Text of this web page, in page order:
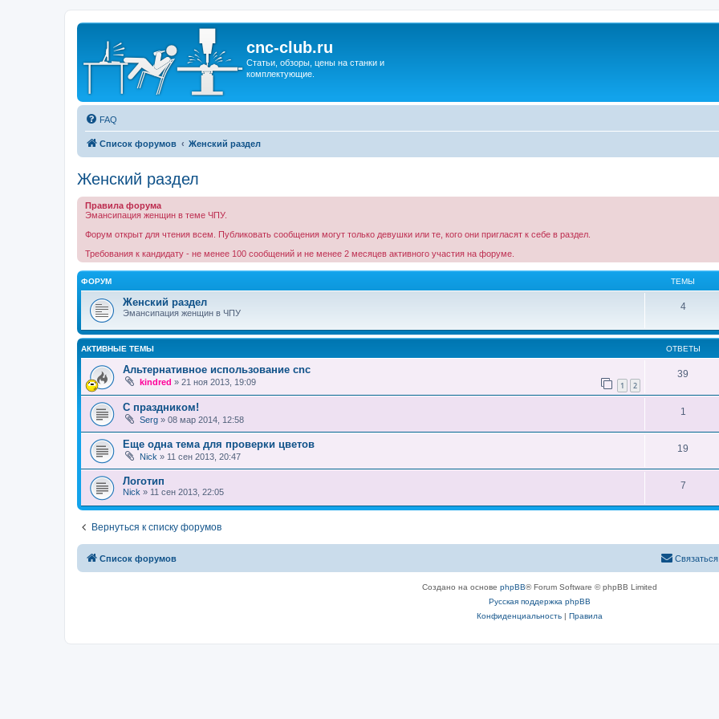
cnc-club.ru
Статьи, обзоры, цены на станки и
комплектующие.
FAQ
Список форумов Женский раздел
Женский раздел
Правила форума
Эмансипация женщин в теме ЧПУ.
Форум открыт для чтения всем. Публиковать сообщения могут только девушки или те, кого они пригласят к себе в раздел.
Требования к кандидату - не менее 100 сообщений и не менее 2 месяцев активного участия на форуме.
ФОРУМ ТЕМЫ
Женский раздел
Эмансипация женщин в ЧПУ
4
АКТИВНЫЕ ТЕМЫ ОТВЕТЫ
Альтернативное использование cnc
kindred » 21 ноя 2013, 19:09 1 2
39
С праздником!
Serg » 08 мар 2014, 12:58
1
Еще одна тема для проверки цветов
Nick » 11 сен 2013, 20:47
19
Логотип
Nick » 11 сен 2013, 22:05
7
Вернуться к списку форумов
Список форумов
Создано на основе phpBB® Forum Software © phpBB Limited
Русская поддержка phpBB
Конфиденциальность| Правила